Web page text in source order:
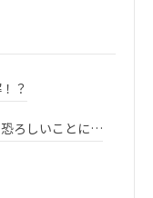
？
ろしいことに…